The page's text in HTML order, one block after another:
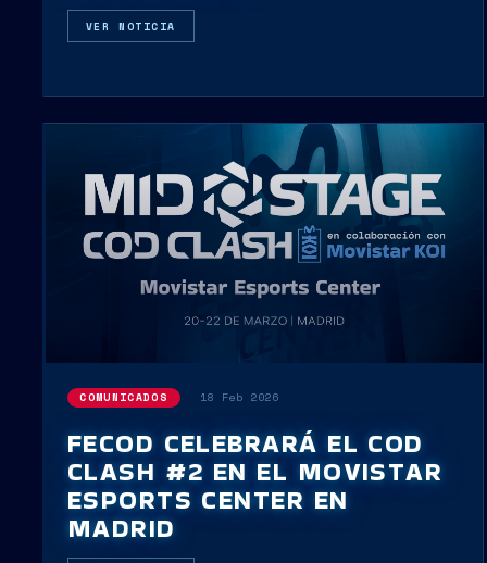
VER NOTICIA
COMUNICADOS 18 Feb 2026
FECOD CELEBRARÁ EL COD
CLASH #2 EN EL MOVISTAR
ESPORTS CENTER EN
MADRID